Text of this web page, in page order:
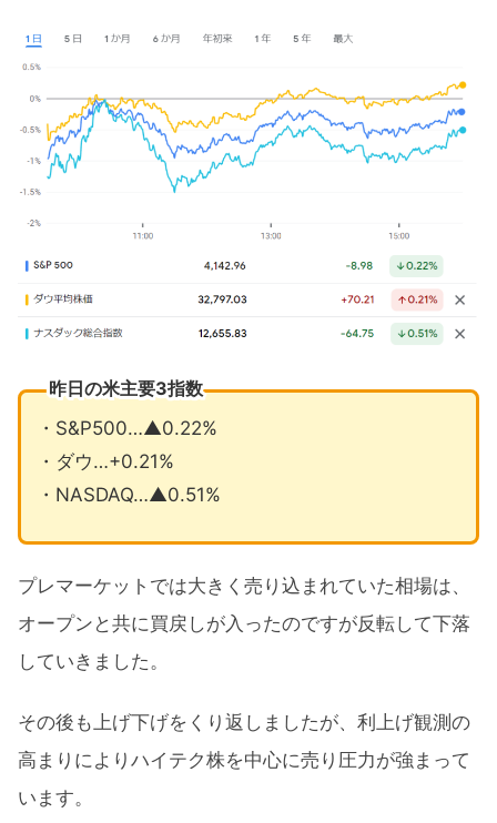
昨日の米主要3指数
・S&P500…▲0.22%
・ダウ…+0.21%
・NASDAQ…▲0.51%
プレマーケットでは大きく売り込まれていた相場は、
オープンと共に買戻しが入ったのですが反転して下落
していきました。
その後も上げ下げをくり返しましたが、利上げ観測の
高まりによりハイテク株を中心に売り圧力が強まって
います。